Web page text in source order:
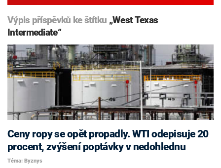
Výpis příspěvků ke štítku „West Texas
Intermediate“
Ceny ropy se opět propadly. WTI odepisuje 20
procent, zvýšení poptávky v nedohlednu
Téma: Byznys